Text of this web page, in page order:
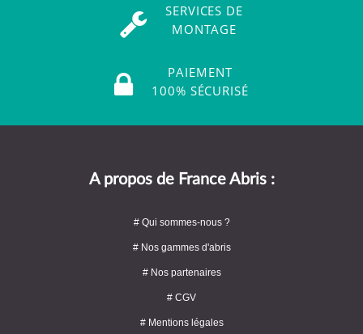
SERVICES DE
MONTAGE
PAIEMENT
100% SÉCURISÉ
A propos de France Abris :
# Qui sommes-nous ?
# Nos gammes d'abris
# Nos partenaires
# CGV
# Mentions légales